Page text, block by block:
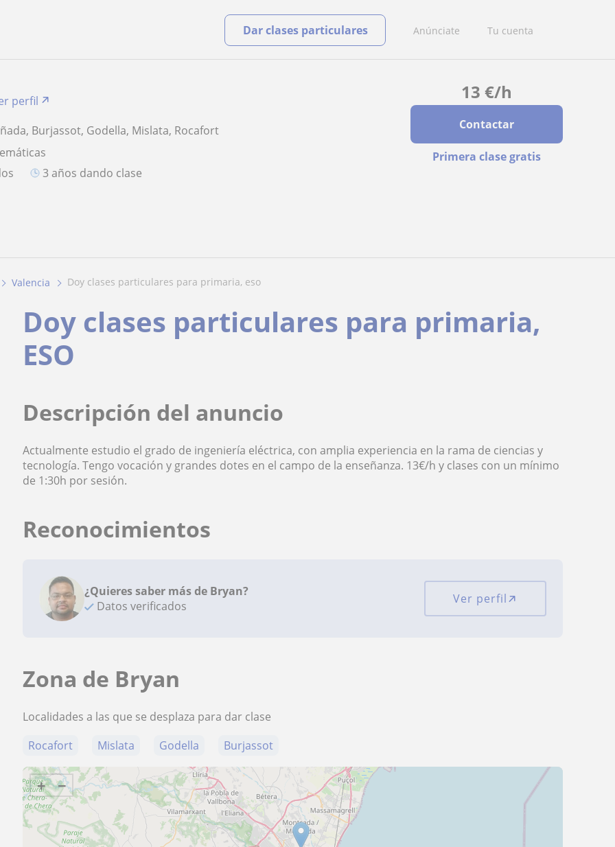
Anúnciate Tu cuenta
Dar clases particulares
13 €/h
Contactar
Primera clase gratis
perfil
Burjassot, Godella, Mislata, Rocafort
3 años dando clase
Valencia doy clases particulares para primaria, eso
Doy clases particulares para primaria,
ESO
Descripción del anuncio
Actualmente estudio el grado de ingeniería eléctrica, con amplia experiencia en la rama de ciencias y
tecnología. Tengo vocación y grandes dotes en el campo de la enseñanza. 13€/h y clases con un mínimo
de 1:30h por sesión.
Reconocimientos
¿Quieres saber más de Bryan?
Datos verificados
Ver perfil
Zona de Bryan
Localidades a las que se desplaza para dar clase
Rocafort
Mislata Godella Burjassot
+ −